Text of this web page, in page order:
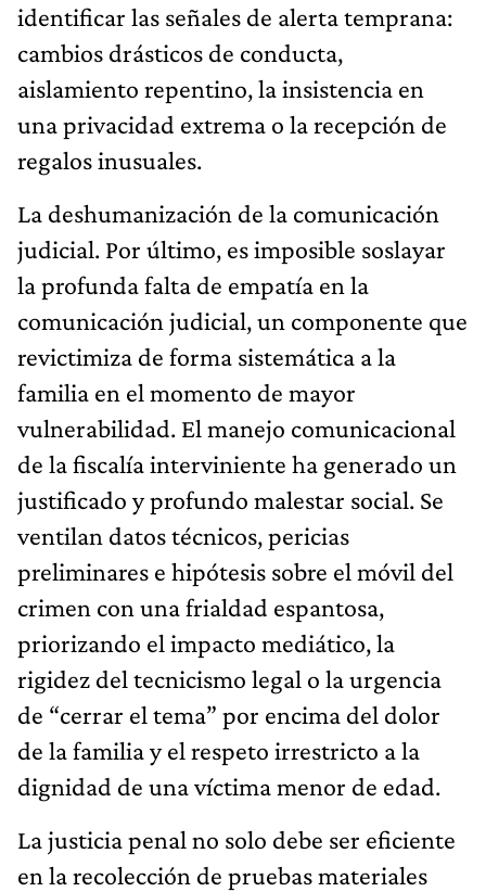
identificar las señales de alerta temprana:
cambios drásticos de conducta,
aislamiento repentino, la insistencia en
una privacidad extrema o la recepción de
regalos inusuales.
La deshumanización de la comunicación
judicial. Por último, es imposible soslayar
la profunda falta de empatía en la
comunicación judicial, un componente que
revictimiza de forma sistemática a la
familia en el momento de mayor
vulnerabilidad. El manejo comunicacional
de la fiscalía interviniente ha generado un
justificado y profundo malestar social. Se
ventilan datos técnicos, pericias
preliminares e hipótesis sobre el móvil del
crimen con una frialdad espantosa,
priorizando el impacto mediático, la
rigidez del tecnicismo legal o la urgencia
de “cerrar el tema” por encima del dolor
de la familia y el respeto irrestricto a la
dignidad de una víctima menor de edad.
La justicia penal no solo debe ser eficiente
en la recolección de pruebas materiales